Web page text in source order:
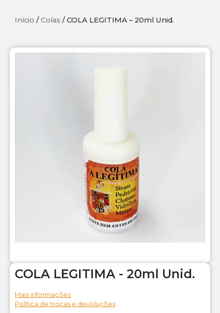
Início /Colas / COLA LEGITIMA – 20ml Unid.
COLA LEGITIMA - 20ml Unid.
Mais informações
Política de trocas e devoluções